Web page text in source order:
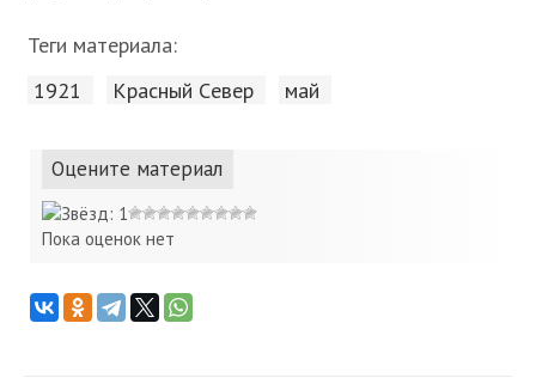
Теги материала:
1921 Красный Cевер май
Оцените материал
Пока оценок нет